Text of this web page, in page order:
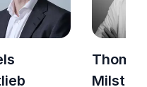
Thomas
Milsted